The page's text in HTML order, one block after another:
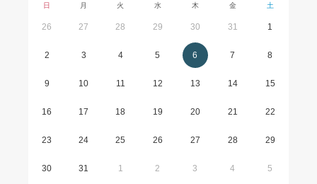
日 月 火 水 木 金 土
26 27 28 29 30 31 1
2 3 4 5 6 7 8
9 10 11 12 13 14 15
16 17 18 19 20 21 22
23 24 25 26 27 28 29
30 31 1 2 3 4 5